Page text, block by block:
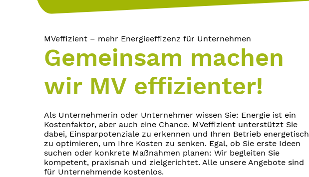
MVeffizient – mehr Energieeffizenz für Unternehmen
Gemeinsam machen
wir MV effizienter!
Als Unternehmerin oder Unternehmer wissen Sie: Energie ist ein
Kostenfaktor, aber auch eine Chance. MVeffizient unterstützt Sie
dabei, Einsparpotenziale zu erkennen und Ihren Betrieb energetisch
zu optimieren, um Ihre Kosten zu senken. Egal, ob Sie erste Ideen
suchen oder konkrete Maßnahmen planen: Wir begleiten Sie
kompetent, praxisnah und zielgerichtet. Alle unsere Angebote sind
für Unternehmende kostenlos.